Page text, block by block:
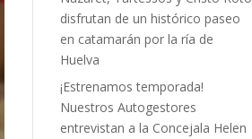
disfrutan de un histórico paseo
en catamarán por la ría de
Huelva
¡Estrenamos temporada!
Nuestros Autogestores
entrevistan a la Concejala Helen